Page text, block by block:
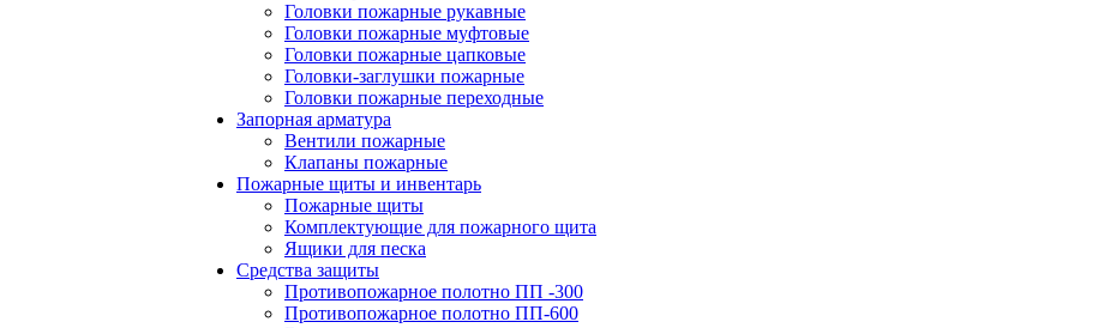
Головки пожарные рукавные
Головки пожарные муфтовые
Головки пожарные цапковые
Головки-заглушки пожарные
Головки пожарные переходные
Запорная арматура
Вентили пожарные
Клапаны пожарные
Пожарные щиты и инвентарь
Пожарные щиты
Комплектующие для пожарного щита
Ящики для песка
Средства защиты
Противопожарное полотно ПП -300
Противопожарное полотно ПП-600